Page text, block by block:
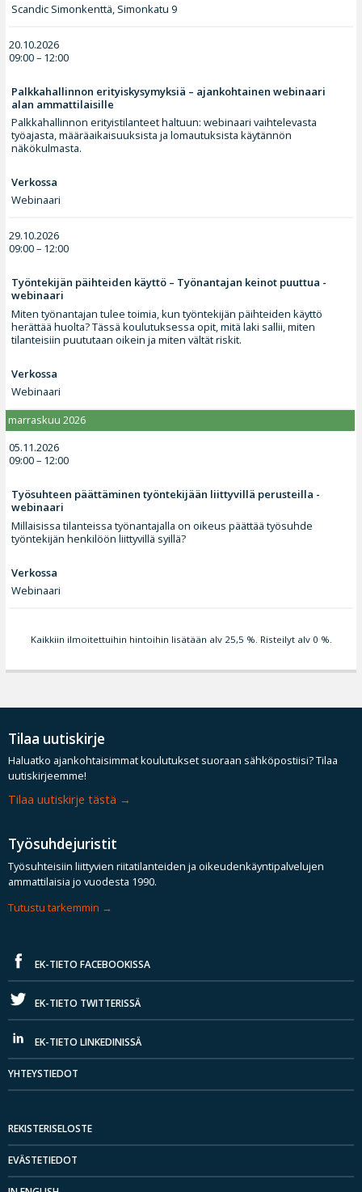
Scandic Simonkenttä, Simonkatu 9
20.10.2026
09:00 – 12:00
Palkkahallinnon erityiskysymyksiä – ajankohtainen webinaari
alan ammattilaisille
Palkkahallinnon erityistilanteet haltuun: webinaari vaihtelevasta
työajasta, määräaikaisuuksista ja lomautuksista käytännön
näkökulmasta.
Verkossa
Webinaari
29.10.2026
09:00 – 12:00
Työntekijän päihteiden käyttö – Työnantajan keinot puuttua -
webinaari
Miten työnantajan tulee toimia, kun työntekijän päihteiden käyttö
herättää huolta? Tässä koulutuksessa opit, mitä laki sallii, miten
tilanteisiin puututaan oikein ja miten vältät riskit.
Verkossa
Webinaari
marraskuu 2026
05.11.2026
09:00 – 12:00
Työsuhteen päättäminen työntekijään liittyvillä perusteilla -
webinaari
Millaisissa tilanteissa työnantajalla on oikeus päättää työsuhde
työntekijän henkilöön liittyvillä syillä?
Verkossa
Webinaari
Kaikkiin ilmoitettuihin hintoihin lisätään alv 25,5 %. Risteilyt alv 0 %.
Tilaa uutiskirje
Haluatko ajankohtaisimmat koulutukset suoraan sähköpostiisi? Tilaa
uutiskirjeemme!
Tilaa uutiskirje tästä
Työsuhdejuristit
Työsuhteisiin liittyvien riitatilanteiden ja oikeudenkäyntipalvelujen
ammattilaisia jo vuodesta 1990.
Tutustu tarkemmin
EK-TIETO FACEBOOKISSA
EK-TIETO TWITTERISSÄ
EK-TIETO LINKEDINISSÄ
YHTEYSTIEDOT
REKISTERISELOSTE
EVÄSTETIEDOT